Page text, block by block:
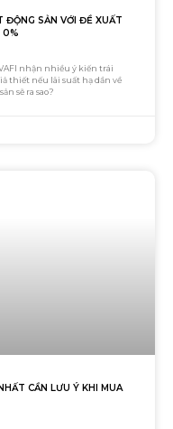
ĐỘNG SẢN VỚI ĐỀ XUẤT
0%
nhận nhiều ý kiến trái
thiết nếu lãi suất hạ dần về
sẽ ra sao?
CẦN LƯU Ý KHI MUA